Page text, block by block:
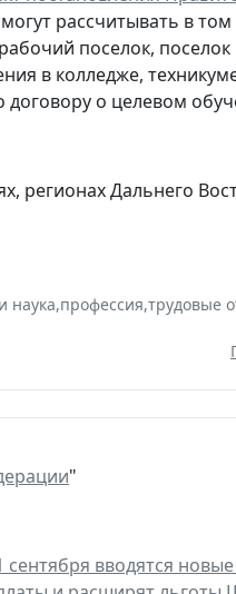
рассчитывать в том
поселок, поселок
в колледже,
договору о целевом
регионах Дальнего
наука,профессия,трудовые
"
сентября вводятся